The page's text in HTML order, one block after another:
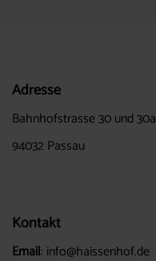
Adresse
Bahnhofstrasse 30 und 30a
94032 Passau
Kontakt
Email: info@haissenhof.de